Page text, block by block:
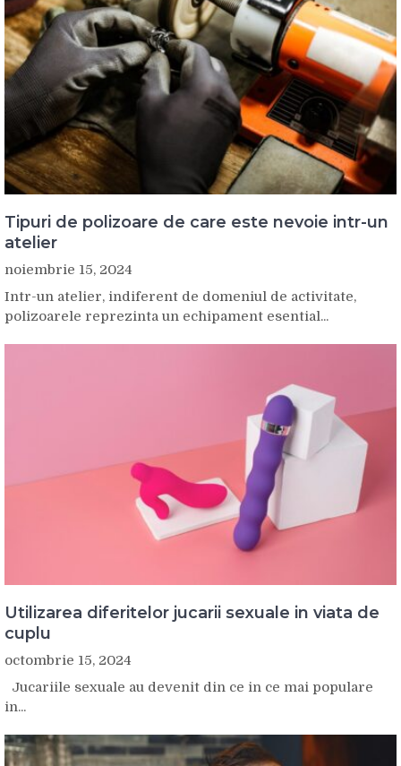
Tipuri de polizoare de care este nevoie intr-un
atelier
noiembrie 15, 2024
Intr-un atelier, indiferent de domeniul de activitate,
polizoarele reprezinta un echipament esential...
Utilizarea diferitelor jucarii sexuale in viata de
cuplu
octombrie 15, 2024
Jucariile sexuale au devenit din ce in ce mai populare
in...